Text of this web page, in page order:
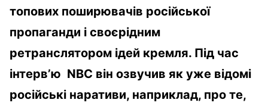
топових поширювачів російської
пропаганди і своєрідним
ретранслятором ідей кремля. Під час
інтерв’ю NBC він озвучив як уже відомі
російські наративи, наприклад, про те,